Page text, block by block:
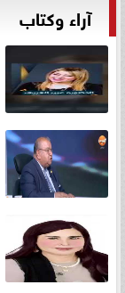
آراء وكتاب